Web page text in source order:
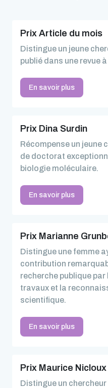
Prix Article du mois
Distingue un jeune
publié dans une revue
En savoir plus
Prix Dina Surdin
Récompense un jeune
de doctorat
biologie moléculaire.
En savoir plus
Prix Marianne
Distingue une femme
contribution
recherche publique par
travaux et la
scientifique.
En savoir plus
Prix Maurice Nicloux
Distingue un